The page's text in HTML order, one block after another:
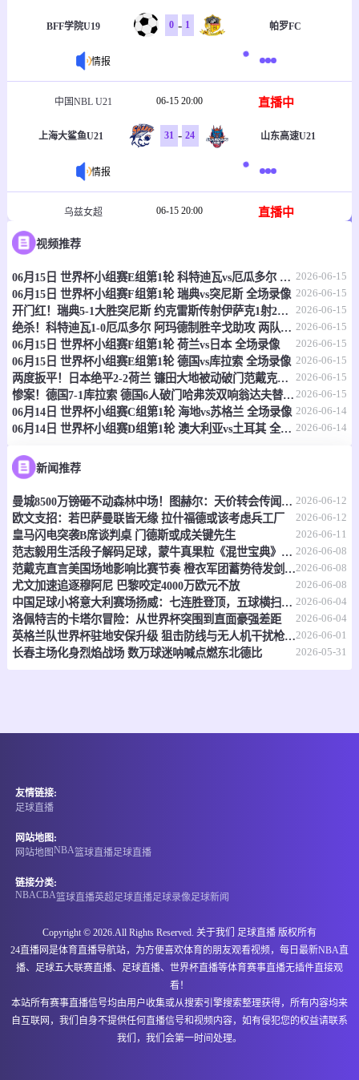
BFF学院U19 0 - 1 帕罗FC
情报
中国NBL U21 06-15 20:00 直播中
上海大鲨鱼U21 31 - 24 山东高速U21
情报
乌兹女超 06-15 20:00 直播中
塔什干火车头女足
情报
乌兹职联 06-15 20:30 直播中
费尔干纳FA 0 - 0 哈沃尔罕
情报
坦桑超 06-15 21:00 即将开始
福斯特FC
情报
坦桑超 06-15 21:00 即将开始
福斯特FC 0 - 0 科斯塔尔
情报
坦桑超 06-15 21:00 即将开始
阿达玛市
情报
06-15 21:00
斯塔德马利 0 - 0 马穆图凯恩中心
视频推荐
06月15日 世界杯小组赛E组第1轮 科特迪瓦vs厄瓜多尔 全场录像 2026-06-15
06月15日 世界杯小组赛F组第1轮 瑞典vs突尼斯 全场录像 2026-06-15
开门红！瑞典5-1大胜突尼斯 约克雷斯传射伊萨克1射2传阿亚里双响 2026-06-15
绝杀！科特迪瓦1-0厄瓜多尔 阿玛德制胜辛戈助攻 两队4中门框 2026-06-15
06月15日 世界杯小组赛F组第1轮 荷兰vs日本 全场录像 2026-06-15
06月15日 世界杯小组赛E组第1轮 德国vs库拉索 全场录像 2026-06-15
两度扳平！日本绝平2-2荷兰 镰田大地被动破门范戴克世界杯首球 2026-06-15
惨案！德国7-1库拉索 德国6人破门哈弗茨双响翁达夫替补1射2传 2026-06-15
06月14日 世界杯小组赛C组第1轮 海地vs苏格兰 全场录像 2026-06-14
06月14日 世界杯小组赛D组第1轮 澳大利亚vs土耳其 全场录像 2026-06-14
新闻推荐
曼城8500万镑砸不动森林中场！图赫尔：天价转会传闻反倒成了安德森的兴奋剂 2026-06-12
欧文支招：若巴萨曼联皆无缘 拉什福德或该考虑兵工厂 2026-06-12
皇马闪电突袭B席谈判桌 门德斯或成关键先生 2026-06-11
范志毅用生活段子解码足球，蒙牛真果粒《混世宝典》玩出新花样 2026-06-08
范戴克直言美国场地影响比赛节奏 橙衣军团蓄势待发剑指世界杯2026-06-08
尤文加速追逐穆阿尼 巴黎咬定4000万欧元不放 2026-06-08
中国足球小将意大利赛场扬威：七连胜登顶，五球横扫北欧豪门！ 2026-06-04
洛佩特吉的卡塔尔冒险：从世界杯突围到直面豪强差距 2026-06-04
英格兰队世界杯驻地安保升级 狙击防线与无人机干扰枪严阵以待2026-06-01
长春主场化身烈焰战场 数万球迷呐喊点燃东北德比 2026-05-31
友情链接:
足球直播
网站地图:
网站地图NBA篮球直播足球直播
链接分类:
NBACBA篮球直播英超 足球直播足球录像 足球新闻
Copyright © 2026.All Rights Reserved. 关于我们 足球直播 版权所有
24直播网是体育直播导航站，为方便喜欢体育的朋友观看视频，每日最新NBA直
播、足球五大联赛直播、足球直播、世界杯直播等体育赛事直播无插件直接观
看！
本站所有赛事直播信号均由用户收集或从搜索引擎搜索整理获得，所有内容均来
自互联网，我们自身不提供任何直播信号和视频内容，如有侵犯您的权益请联系
我们，我们会第一时间处理。